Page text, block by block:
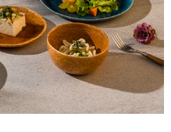
供之「AFTEE先享後付」服務完成之交
人資料，並將交易相關給付款項請求債
以下網址：
代理人或監護人之同意方可使用
辦者引起之損失，本公司不負相關責
依據個別帳號之用戶狀況，依本公司即
額度不足之情形，本公司將視審查結果